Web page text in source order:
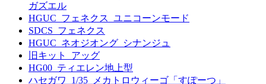
ガズエル
HGUC_フェネクス_ユニコーンモード
SDCS_フェネクス
HGUC_ネオジオング_シナンジュ
旧キット_アッグ
HG00_ティエレン地上型
ハセガワ_1/35_メカトロウィーゴ「すぽーつ」